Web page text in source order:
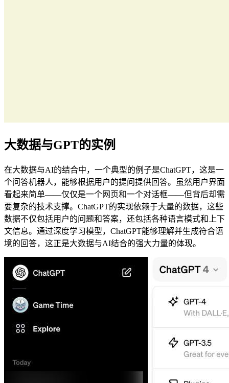
大数据与GPT的实例
在大数据与AI的结合中，一个典型的例子是ChatGPT，这是一
个问答机器人，能够根据用户的提问提供回答。虽然用户界面
看起来简单——仅仅是一个网页和一个对话框——但背后却需
要复杂的技术支撑。ChatGPT的实现依赖于大量的数据，这些
数据不仅包括用户的问题和答案，还包括各种语言模式和上下
文信息。通过深度学习模型，ChatGPT能够理解并生成符合语
境的回答，这正是大数据与AI结合的强大力量的体现。